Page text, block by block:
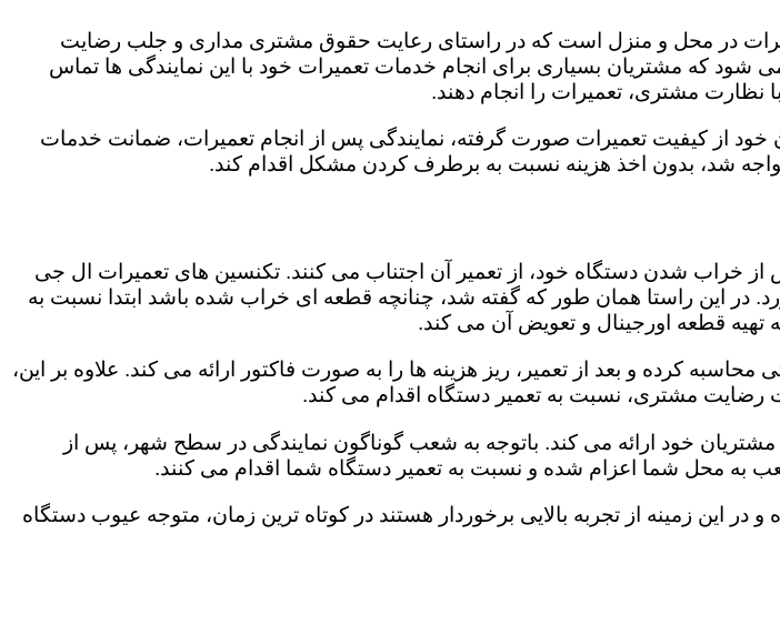
در محل و منزل است که در راستای رعایت حقوق مشتری مداری و جلب رضایت
که مشتریان بسیاری برای انجام خدمات تعمیرات خود با این نمایندگی ها تماس
مشتری، تعمیرات را انجام دهند.
خود از کیفیت تعمیرات صورت گرفته، نمایندگی پس از انجام تعمیرات، ضمانت خدمات
شد، بدون اخذ هزینه نسبت به برطرف کردن مشکل اقدام کند.
از خراب شدن دستگاه خود، از تعمیر آن اجتناب می کنند. تکنسین های تعمیرات ال جی
در این راستا همان طور که گفته شد، چنانچه قطعه ای خراب شده باشد ابتدا نسبت به
تهیه قطعه اورجینال و تعویض آن می کند.
کرده و بعد از تعمیر، ریز هزینه ها را به صورت فاکتور ارائه می کند. علاوه بر این،
رضایت مشتری، نسبت به تعمیر دستگاه اقدام می کند.
خود ارائه می کند. باتوجه به شعب گوناگون نمایندگی در سطح شهر، پس از
به محل شما اعزام شده و نسبت به تعمیر دستگاه شما اقدام می کنند.
در این زمینه از تجربه بالایی برخوردار هستند در کوتاه ترین زمان، متوجه عیوب دستگاه